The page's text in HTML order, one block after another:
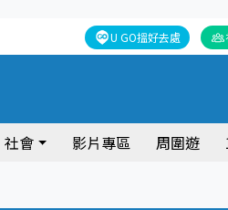
U GO搵好去處
社會 影片專區 周圍遊